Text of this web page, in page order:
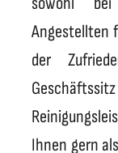
Angestellten
der
Ihnen gern